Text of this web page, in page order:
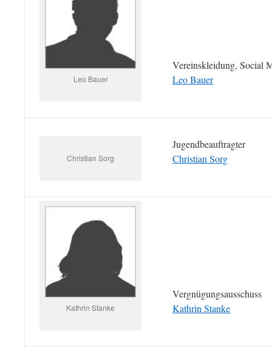
Leo Bauer
Vereinskleidung, Social
Leo Bauer
Christian Sorg
Jugendbeauftragter
Christian Sorg
Kathrin Stanke
Vergnügungsausschuss
Kathrin Stanke